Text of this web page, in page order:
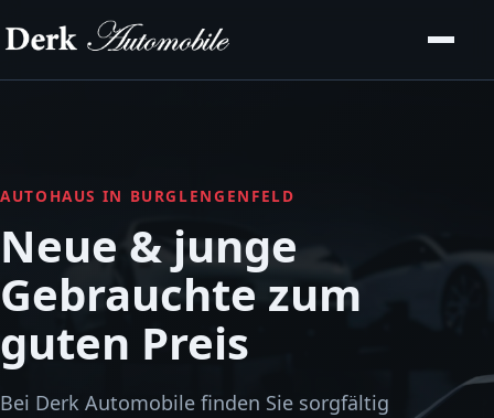
AUTOHAUS IN BURGLENGENFELD
Neue & junge
Gebrauchte zum
guten Preis
Bei Derk Automobile finden Sie sorgfältig